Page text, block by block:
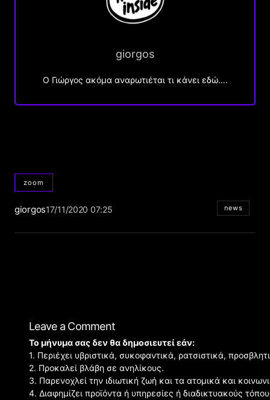
giorgos
Ο Γιώργος ακόμα αναρωτιέται τι κάνει εδώ….
zoom
giorgos17/11/2020 07:25 news
Leave a Comment
Το μήνυμα σας δεν θα δημοσιευτεί εάν:
1. Περιέχει υβριστικά, συκοφαντικά, ρατσιστικά,
2. Προκαλεί βλάβη σε ανηλίκους.
3. Παρενοχλεί την ιδιωτική ζωή και τα ατομικά και
4. Διαφημίζει προϊόντα ή υπηρεσίες ή διαδικτυακούς